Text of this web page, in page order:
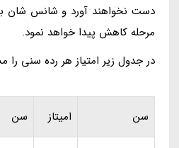
دست نخواهند آورد و شانس شان
مرحله کاهش پیدا خواهد نمود.
در جدول زیر امتیاز هر رده سنی را
سن امیتاز سن